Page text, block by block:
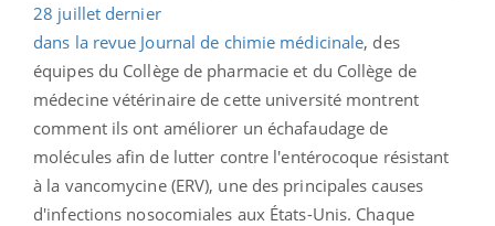
28 juillet dernier
dans la revue Journal de chimie médicinale, des
équipes du Collège de pharmacie et du Collège de
médecine vétérinaire de cette université montrent
comment ils ont améliorer un échafaudage de
molécules afin de lutter contre l'entérocoque résistant
à la vancomycine (ERV), une des principales causes
d'infections nosocomiales aux États-Unis. Chaque